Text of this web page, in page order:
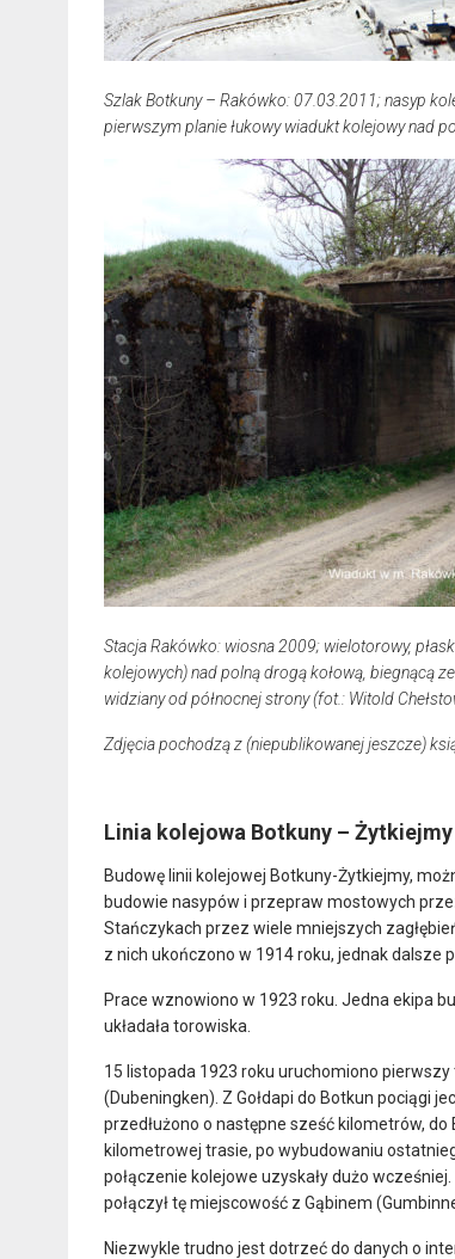
Szlak Botkuny – Rakówko: 07.03.2011; nasyp
pierwszym planie łukowy wiadukt kolejowy nad
Stacja Rakówko: wiosna 2009; wielotorowy,
kolejowych) nad polną drogą kołową, biegnącą
widziany od północnej strony (fot.: Witold
Zdjęcia pochodzą z (niepublikowanej jeszcze)
Linia kolejowa Botkuny – Żytkiejmy
Budowę linii kolejowej Botkuny-Żytkiejmy,
budowie nasypów i przepraw mostowych
Stańczykach przez wiele mniejszych
z nich ukończono w 1914 roku, jednak
Prace wznowiono w 1923 roku. Jedna ekipa
układała torowiska.
15 listopada 1923 roku uruchomiono
(Dubeningken). Z Gołdapi do Botkun pociągi
przedłużono o następne sześć kilometrów, do
kilometrowej trasie, po wybudowaniu
połączenie kolejowe uzyskały dużo
połączył tę miejscowość z Gąbinem
Niezwykle trudno jest dotrzeć do danych o